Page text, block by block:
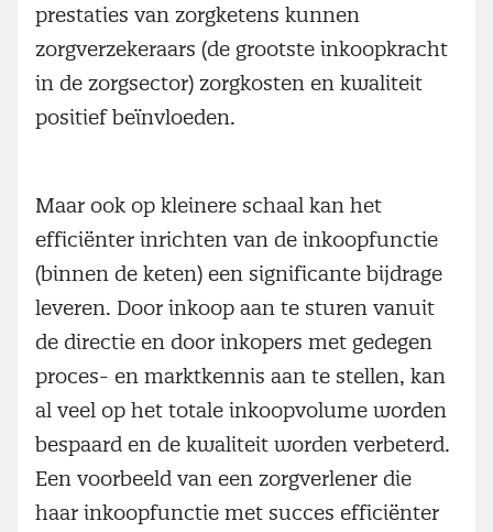
prestaties van zorgketens kunnen
zorgverzekeraars (de grootste inkoopkracht
in de zorgsector) zorgkosten en kwaliteit
positief beïnvloeden.
Maar ook op kleinere schaal kan het
efficiënter inrichten van de inkoopfunctie
(binnen de keten) een significante bijdrage
leveren. Door inkoop aan te sturen vanuit
de directie en door inkopers met gedegen
proces- en marktkennis aan te stellen, kan
al veel op het totale inkoopvolume worden
bespaard en de kwaliteit worden verbeterd.
Een voorbeeld van een zorgverlener die
haar inkoopfunctie met succes efficiënter